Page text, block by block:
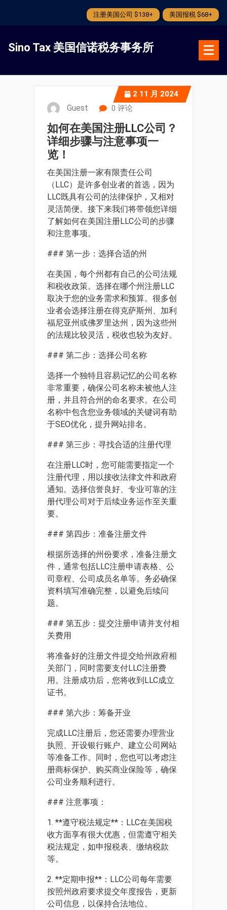
注册美国公司 $138+ 美国报税 $68+
Sino Tax 美国信诺税务事务所
2 11 月 2024
Guest 0 评论
如何在美国注册LLC公司？
详细步骤与注意事项一
览！
在美国注册一家有限责任公司
（LLC）是许多创业者的首选，因为
LLC既具有公司的法律保护，又相对
灵活简便。接下来我们将带领您详细
了解如何在美国注册LLC公司的步骤
和注意事项。
### 第一步：选择合适的州
在美国，每个州都有自己的公司法规
和税收政策。选择在哪个州注册LLC
取决于您的业务需求和预算。很多创
业者会选择注册在得克萨斯州、加利
福尼亚州或佛罗里达州，因为这些州
的法规比较灵活，税收也较为友好。
### 第二步：选择公司名称
选择一个独特且容易记忆的公司名称
非常重要，确保公司名称未被他人注
册，并且符合州的命名要求。在公司
名称中包含您业务领域的关键词有助
于SEO优化，提升网站排名。
### 第三步：寻找合适的注册代理
在注册LLC时，您可能需要指定一个
注册代理，用以接收法律文件和政府
通知。选择信誉良好、专业可靠的注
册代理公司对于后续业务运作至关重
要。
### 第四步：准备注册文件
根据所选择的州份要求，准备注册文
件，通常包括LLC注册申请表格、公
司章程、公司成员名单等。务必确保
资料填写准确完整，以避免后续问
题。
### 第五步：提交注册申请并支付相
关费用
将准备好的注册文件提交给州政府相
关部门，同时需要支付LLC注册费
用。注册成功后，您将收到LLC成立
证书。
### 第六步：筹备开业
完成LLC注册后，您还需要办理营业
执照、开设银行账户、建立公司网站
等准备工作。同时，您也可以考虑注
册商标保护、购买商业保险等，确保
公司业务顺利进行。
### 注意事项：
1. **遵守税法规定**：LLC在美国税
收方面享有很大优惠，但需遵守相关
税法规定，如申报税表、缴纳税款
等。
2. **定期申报**：LLC公司每年需要
按照州政府要求提交年度报告，更新
公司信息，以保持合法地位。